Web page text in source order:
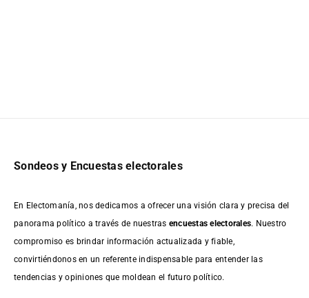
Sondeos y Encuestas electorales
En Electomanía, nos dedicamos a ofrecer una visión clara y precisa del
panorama político a través de nuestras encuestas electorales. Nuestro
compromiso es brindar información actualizada y fiable,
convirtiéndonos en un referente indispensable para entender las
tendencias y opiniones que moldean el futuro político.